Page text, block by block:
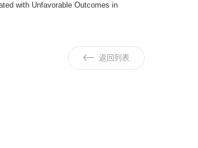
with Unfavorable Outcomes in
返回列表